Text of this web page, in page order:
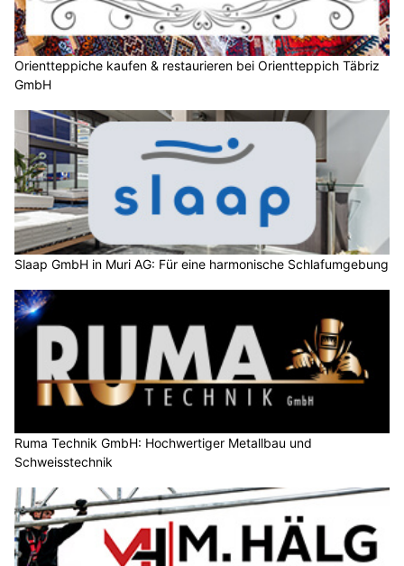
Orientteppiche kaufen & restaurieren bei Orientteppich Täbriz
GmbH
Slaap GmbH in Muri AG: Für eine harmonische Schlafumgebung
Ruma Technik GmbH: Hochwertiger Metallbau und
Schweisstechnik